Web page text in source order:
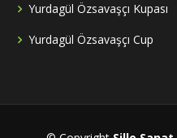
Yurdagül Özsavaşçı Kupası
Yurdagül Özsavaşçı Cup